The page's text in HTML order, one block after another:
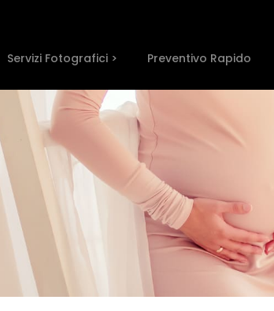
Servizi Fotografici > Preventivo Rapido